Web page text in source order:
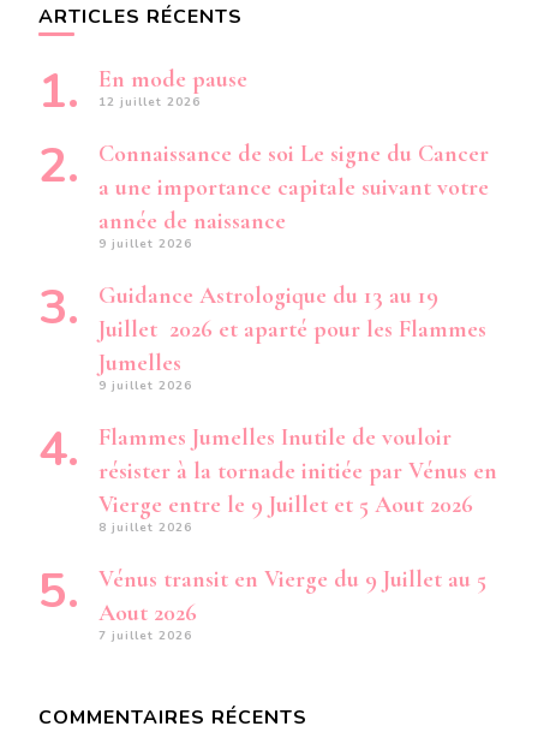
ARTICLES RÉCENTS
En mode pause
12 juillet 2026
Connaissance de soi Le signe du Cancer
a une importance capitale suivant votre
année de naissance
9 juillet 2026
Guidance Astrologique du 13 au 19
Juillet 2026 et aparté pour les Flammes
Jumelles
9 juillet 2026
Flammes Jumelles Inutile de vouloir
résister à la tornade initiée par Vénus en
Vierge entre le 9 Juillet et 5 Aout 2026
8 juillet 2026
Vénus transit en Vierge du 9 Juillet au 5
Aout 2026
7 juillet 2026
COMMENTAIRES RÉCENTS